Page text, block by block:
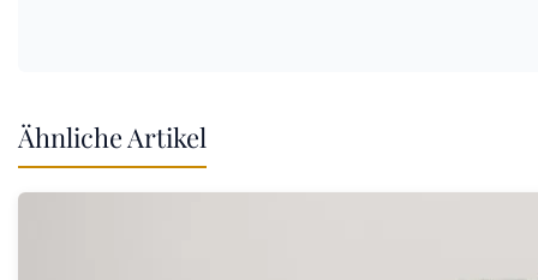
Ähnliche Artikel